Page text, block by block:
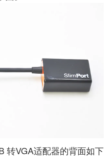
转VGA适配器的背面如下